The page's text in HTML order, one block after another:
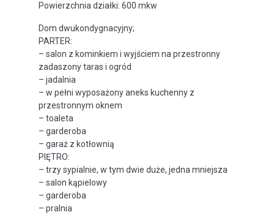
Powierzchnia działki: 600 mkw
Dom dwukondygnacyjny;
PARTER:
– salon z kominkiem i wyjściem na przestronny
zadaszony taras i ogród
– jadalnia
– w pełni wyposażony aneks kuchenny z
przestronnym oknem
– toaleta
– garderoba
– garaż z kotłownią
PIĘTRO:
– trzy sypialnie, w tym dwie duże, jedna mniejsza
– salon kąpielowy
– garderoba
– pralnia